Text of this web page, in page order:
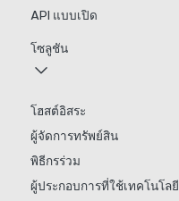
API แบบเปิด
โซลูชัน
โฮสต์อิสระ
ผู้จัดการทรัพย์สิน
พิธีกรร่วม
ผู้ประกอบการที่ใช้เทคโนโลยี